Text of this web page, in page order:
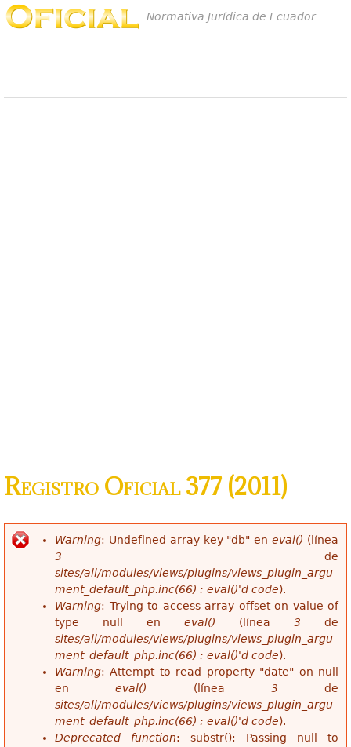
Normativa Jurídica de Ecuador
Registro Oficial 377 (2011)
Mensaje de error
Warning: Undefined array key "db" eneval() (línea
3 de
sites/all/modules/views/plugins/views_plugin_argu
ment_default_php.inc(66) : eval()'d code).
Warning: Trying to access array offset on value of
type null en eval() (línea 3 de
sites/all/modules/views/plugins/views_plugin_argu
ment_default_php.inc(66) : eval()'d code).
Warning: Attempt to read property "date" on null
eneval() (línea 3 de
sites/all/modules/views/plugins/views_plugin_argu
ment_default_php.inc(66) : eval()'d code).
Deprecated function: substr(): Passing null to